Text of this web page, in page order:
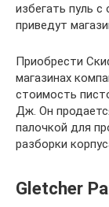
избегать пуль
приведут
Приобрести
магазинах
стоимость
Дж. Он
палочкой для
разборки
Gletcher